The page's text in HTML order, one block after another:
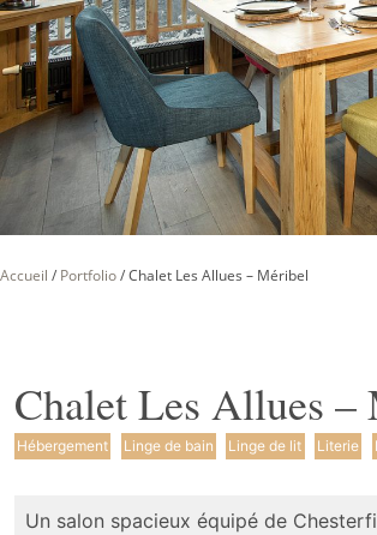
Accueil / Portfolio/Chalet Les Allues – Méribel
Chalet Les Allues –
Hébergement Linge de bain Linge de lit Literie
Un salon spacieux équipé de